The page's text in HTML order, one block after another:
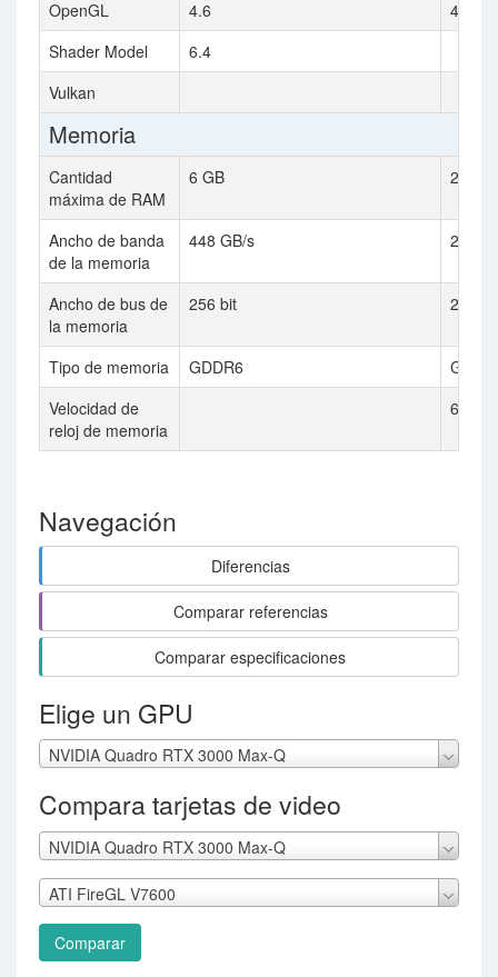
OpenGL
4.6
4.5
Shader Model
6.4
Vulkan
Memoria
Cantidad
máxima de RAM
6 GB 2x 3
Ancho de banda
de la memoria
448 GB/s 2x
Ancho de bus de
la memoria
256 bit 2x
Tipo de memoria GDDR6
Velocidad de
reloj de memoria
6000
Navegación
Diferencias
Comparar referencias
Comparar especificaciones
Elige un GPU
NVIDIA Quadro RTX 3000 Max-Q
Compara tarjetas de video
NVIDIA Quadro RTX 3000 Max-Q
ATI FireGL V7600
Comparar